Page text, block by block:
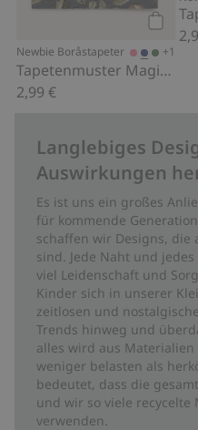
Kaufen
Newbie Boråstapeter +1
Tapetenmuster Magic Forest
2,99 €
Langlebiges
Auswirkungen
Es ist uns ein großes
für kommende
schaffen wir Designs, die
sind. Jede Naht und
viel Leidenschaft und
Kinder sich in unserer
zeitlosen und
Trends hinweg und
alles wird aus
weniger belasten als
bedeutet, dass die
und wir so viele
verwenden.